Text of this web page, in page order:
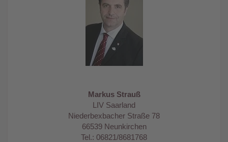
Markus Strauß
LIV Saarland
Niederbexbacher Straße 78
66539 Neunkirchen
Tel.: 06821/8681768